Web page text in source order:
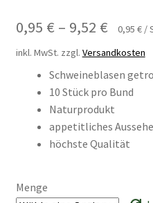
0,95 € – 9,52 € 0,95€ /
inkl. MwSt. zzgl. Versandkosten
Schweineblasen
10 Stück pro Bund
Naturprodukt
appetitliches
höchste Qualität
Menge